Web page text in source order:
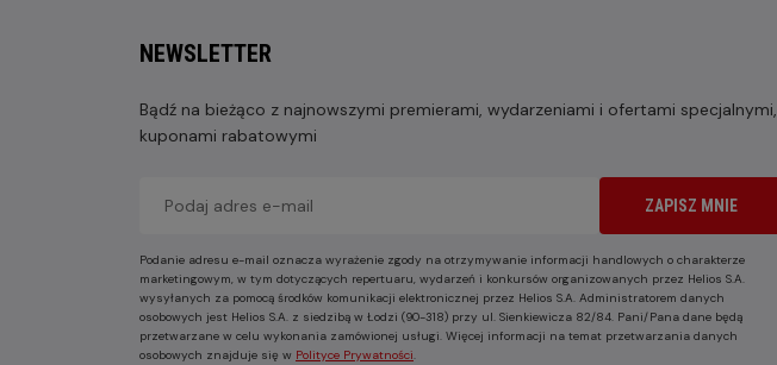
NEWSLETTER
Bądź na bieżąco z najnowszymi premierami, wydarzeniami i ofertami specjalnymi,
kuponami rabatowymi
ZAPISZ MNIE
Podanie adresu e-mail oznacza wyrażenie zgody na otrzymywanie informacji handlowych o charakterze
marketingowym, w tym dotyczących repertuaru, wydarzeń i konkursów organizowanych przez Helios S.A.
wysyłanych za pomocą środków komunikacji elektronicznej przez Helios S.A. Administratorem danych
osobowych jest Helios S.A. z siedzibą w Łodzi (90-318) przy ul. Sienkiewicza 82/84. Pani/Pana dane będą
przetwarzane w celu wykonania zamówionej usługi. Więcej informacji na temat przetwarzania danych
osobowych znajduje się w Polityce Prywatności.